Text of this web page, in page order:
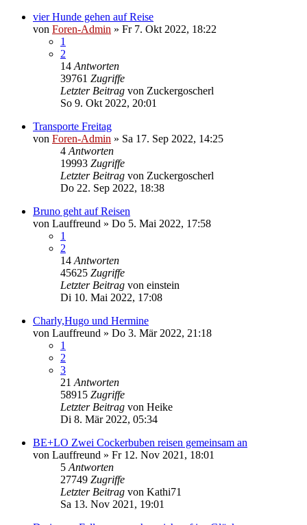
vier Hunde gehen auf Reise
von Foren-Admin » Fr 7. Okt 2022, 18:22
1
2
14 Antworten
39761 Zugriffe
Letzter Beitrag von Zuckergoscherl
So 9. Okt 2022, 20:01
Transporte Freitag
von Foren-Admin » Sa 17. Sep 2022, 14:25
4 Antworten
19993 Zugriffe
Letzter Beitrag von Zuckergoscherl
Do 22. Sep 2022, 18:38
Bruno geht auf Reisen
von Lauffreund » Do 5. Mai 2022, 17:58
1
2
14 Antworten
45625 Zugriffe
Letzter Beitrag von einstein
Di 10. Mai 2022, 17:08
Charly,Hugo und Hermine
von Lauffreund » Do 3. Mär 2022, 21:18
1
2
3
21 Antworten
58915 Zugriffe
Letzter Beitrag von Heike
Di 8. Mär 2022, 05:34
BE+LO Zwei Cockerbuben reisen gemeinsam an
von Lauffreund » Fr 12. Nov 2021, 18:01
5 Antworten
27749 Zugriffe
Letzter Beitrag von Kathi71
Sa 13. Nov 2021, 19:01